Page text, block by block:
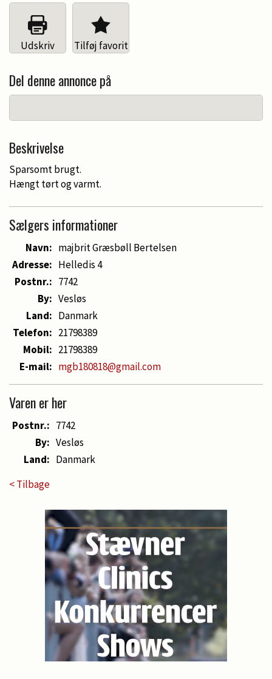
Udskriv Tilføj favorit
Del denne annonce på
Beskrivelse
Sparsomt brugt.
Hængt tørt og varmt.
Sælgers informationer
Navn: majbrit Græsbøll Bertelsen
Adresse: Helledis 4
Postnr.: 7742
By: Vesløs
Land: Danmark
Telefon: 21798389
Mobil: 21798389
E-mail: mgb180818@gmail.com
Varen er her
Postnr.: 7742
By: Vesløs
Land: Danmark
< Tilbage